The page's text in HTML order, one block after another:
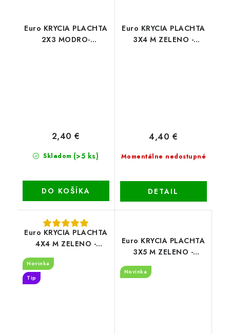
Euro KRYCIA PLACHTA
2X3 MODRO-
Skladom (>5 ks)
2,40 €
DO KOŠÍKA
Euro KRYCIA PLACHTA
3X4 M ZELENO -
Momentálne nedostupné
4,40 €
DETAIL
Euro KRYCIA PLACHTA
4X4 M ZELENO -
STRIEBORNÁ
(130g/m2)
Novinka
Tip
Euro KRYCIA PLACHTA
3X5 M ZELENO -
STRIEBORNÁ
(130g/m2)
Novinka